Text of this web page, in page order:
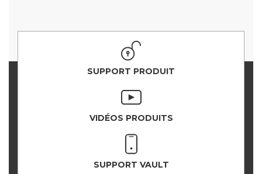
SUPPORT PRODUIT
VIDÉOS PRODUITS
SUPPORT VAULT